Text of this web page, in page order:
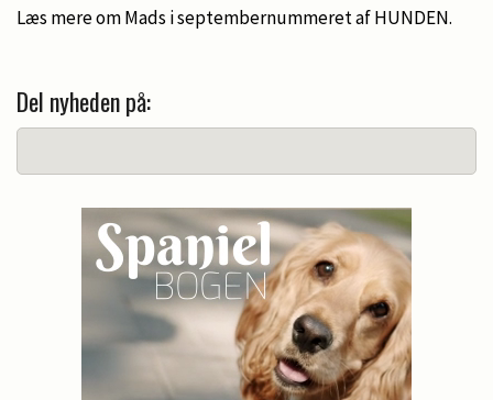
Læs mere om Mads i septembernummeret af HUNDEN.
Del nyheden på: